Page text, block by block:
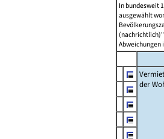
In bundesweit
ausgewählt
Abweichungen
der